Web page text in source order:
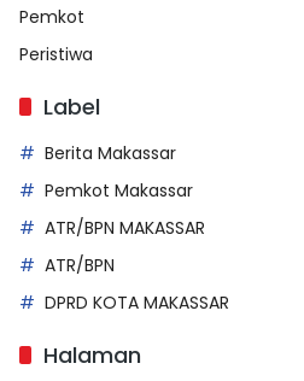
Pemkot
Peristiwa
Label
Berita Makassar
Pemkot Makassar
ATR/BPN MAKASSAR
ATR/BPN
DPRD KOTA MAKASSAR
Halaman